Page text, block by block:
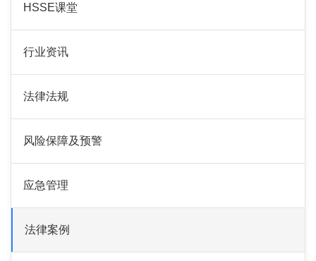
HSSE课堂
行业资讯
法律法规
风险保障及预警
应急管理
法律案例